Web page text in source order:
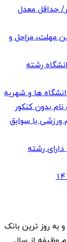
حداقل معدل
آزاد بدون کنکور ۱۴۰۴ (آخرین مهلت، مراحل و
رشته
ها و شهریه
بدون کنکور
ورزشی با سوابق
رشته
به روز ترین بانک